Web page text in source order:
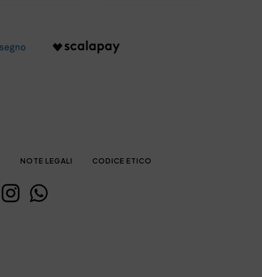
NOTE LEGALI CODICE ETICO